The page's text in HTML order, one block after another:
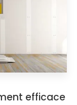
efficace